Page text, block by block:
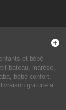
et bébé
bateau, marése,
bébé confort,
gratuite à